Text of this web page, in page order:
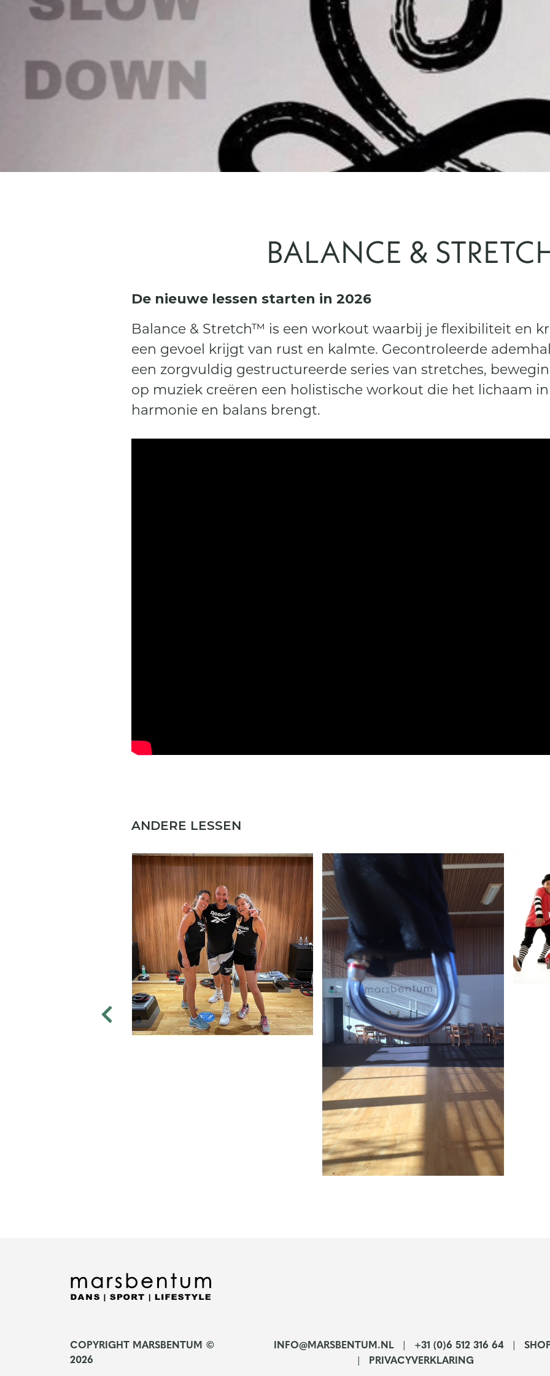
BALANCE &
De nieuwe lessen starten in 2026
Balance & Stretch™ is een workout waarbij je flexibiliteit en
een gevoel krijgt van rust en kalmte. Gecontroleerde
een zorgvuldig gestructureerde series van stretches,
op muziek creëren een holistische workout die het lichaam
harmonie en balans brengt.
ANDERE LESSEN
COPYRIGHT MARSBENTUM ©
2026
INFO@MARSBENTUM.NL +31 (0)6 512 316 64
PRIVACYVERKLARING